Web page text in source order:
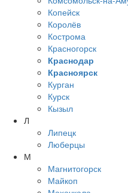
Копейск
Королёв
Кострома
Красногорск
Краснодар
Красноярск
Курган
Курск
Кызыл
Л
Липецк
Люберцы
М
Магнитогорск
Майкоп